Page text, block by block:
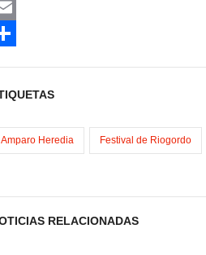
Amparo Heredia Festival de Riogordo
RELACIONADAS